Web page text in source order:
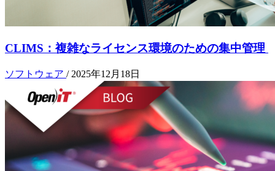
CLIMS：複雑なライセンス環境のための集中管理
ソフトウェア / 2025年12月18日